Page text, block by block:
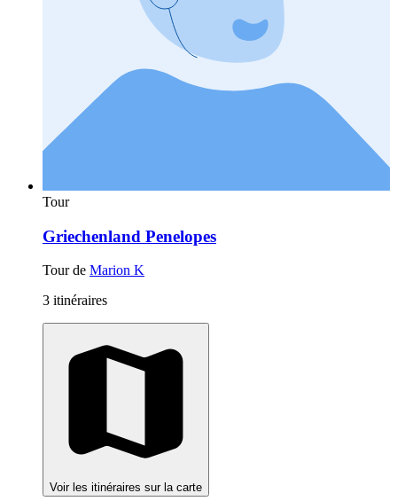
Tour
Griechenland Penelopes
Tour de Marion K
3 itinéraires
Voir les itinéraires sur la carte